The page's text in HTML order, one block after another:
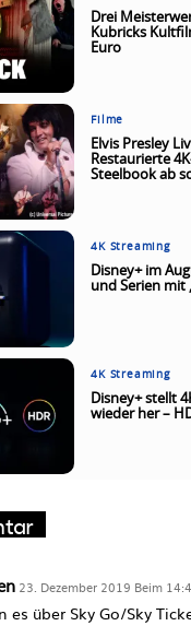
Drei
Kubricks
Euro
Filme
Elvis Presley
Restaurierte
Steelbook ab
4K Streaming
Disney+ im
und Serien mit
4K Streaming
Disney+ stellt
wieder her –
23. Dezember 2019 Beim
es über Sky Go/Sky